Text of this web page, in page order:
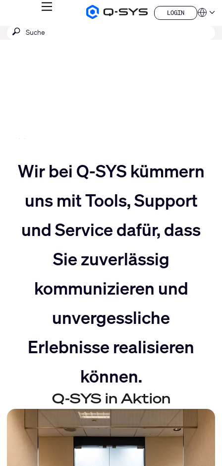
Q-
MENÜ
LOGIN
LOGIN
QSYS.com (English)
Suche
SUCHE
Slider
nach
Links
bewegen
Slider
nach
Rechts
bewegen
Wir bei Q-SYS kümmern
uns mit Tools, Support
und Service dafür, dass
Sie zuverlässig
kommunizieren und
unvergessliche
Erlebnisse realisieren
können.
Q-SYS in Aktion